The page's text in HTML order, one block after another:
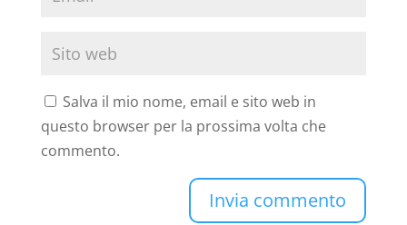
Salva il mio nome, email e sito web in
questo browser per la prossima volta che
commento.